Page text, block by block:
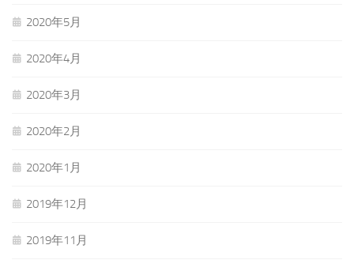
2020年5月
2020年4月
2020年3月
2020年2月
2020年1月
2019年12月
2019年11月